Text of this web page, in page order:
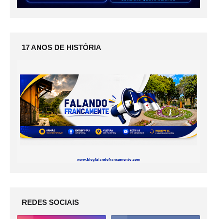
17 ANOS DE HISTÓRIA
REDES SOCIAIS